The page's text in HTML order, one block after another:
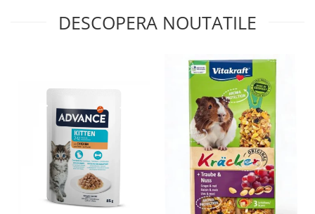
DESCOPERA NOUTATILE